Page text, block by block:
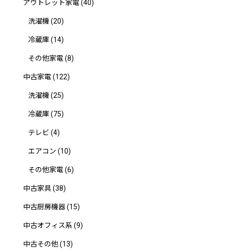
アウトレット家電(40)
洗濯機 (20)
冷蔵庫(14)
その他家電(8)
中古家電(122)
洗濯機 (25)
冷蔵庫(75)
テレビ (4)
エアコン (10)
その他家電(6)
中古家具(38)
中古厨房機器(15)
中古オフィス系 (9)
中古その他(13)